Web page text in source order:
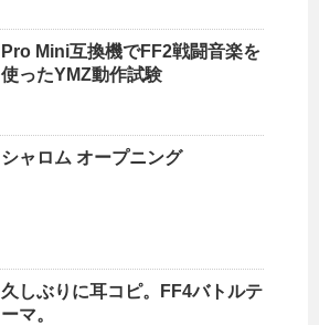
Pro Mini互換機でFF2戦闘音楽を
使ったYMZ動作試験
シャロム オープニング
久しぶりに耳コピ。FF4バトルテ
ーマ。